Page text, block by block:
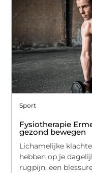
Sport
Fysiotherapie
gezond bewegen
Lichamelijke
hebben op je
rugpijn, een